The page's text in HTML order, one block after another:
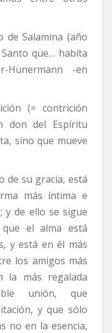
de Salamina (año
que… habita
Hünermann -en
(= contrición
don del Espíritu
sino que mueve
de su gracia, está
más íntima e
y de ello se sigue
el alma está
y está en él más
los amigos más
la más regalada
unión, que
y que sólo
no en la esencia,